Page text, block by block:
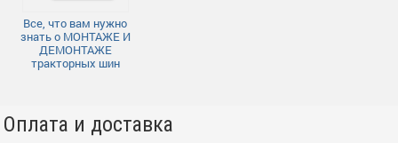
Все, что вам нужно
знать о МОНТАЖЕ И
ДЕМОНТАЖЕ
тракторных шин
Оплата и доставка